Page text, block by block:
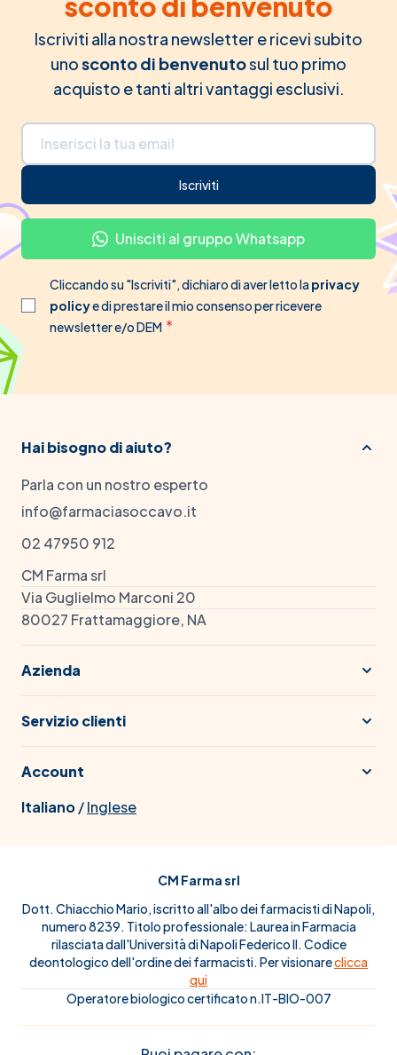
Iscriviti alla nostra newsletter e ricevi subito
unosconto di benvenutosul tuo primo
acquisto e tanti altri vantaggi esclusivi.
Indirizzo email
Iscriviti
Unisciti al gruppo Whatsapp
Cliccando su "Iscriviti", dichiaro di aver letto laprivacy
policye di prestare il mio consenso per ricevere
newsletter e/o DEM
Hai bisogno di aiuto?
Parla con un nostro esperto
info@farmaciasoccavo.it
02 47950 912
CM Farma srl
Via Guglielmo Marconi 20
80027 Frattamaggiore, NA
Azienda
Servizio clienti
Account
Italiano/Inglese
CM Farma srl
Dott. Chiacchio Mario, iscritto all'albo dei farmacisti di Napoli,
numero 8239. Titolo professionale: Laurea in Farmacia
rilasciata dall'Università di Napoli Federico II. Codice
deontologico dell'ordine dei farmacisti. Per visionareclicca
qui
Operatore biologico certificato n.IT-BIO-007